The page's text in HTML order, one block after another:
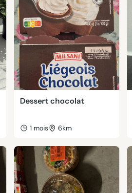
Dessert chocolat
1 mois 6km